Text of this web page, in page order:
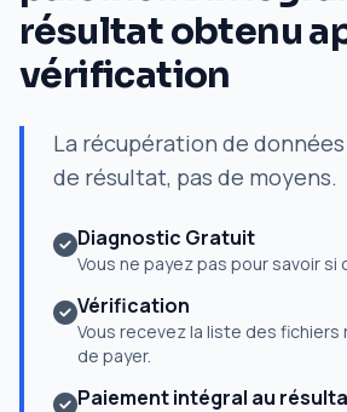
résultat obtenu
vérification
La récupération de
de résultat, pas de moyens.
Diagnostic Gratuit
Vous ne payez pas pour savoir si
Vérification
Vous recevez la liste des fichiers
de payer.
Paiement intégral au